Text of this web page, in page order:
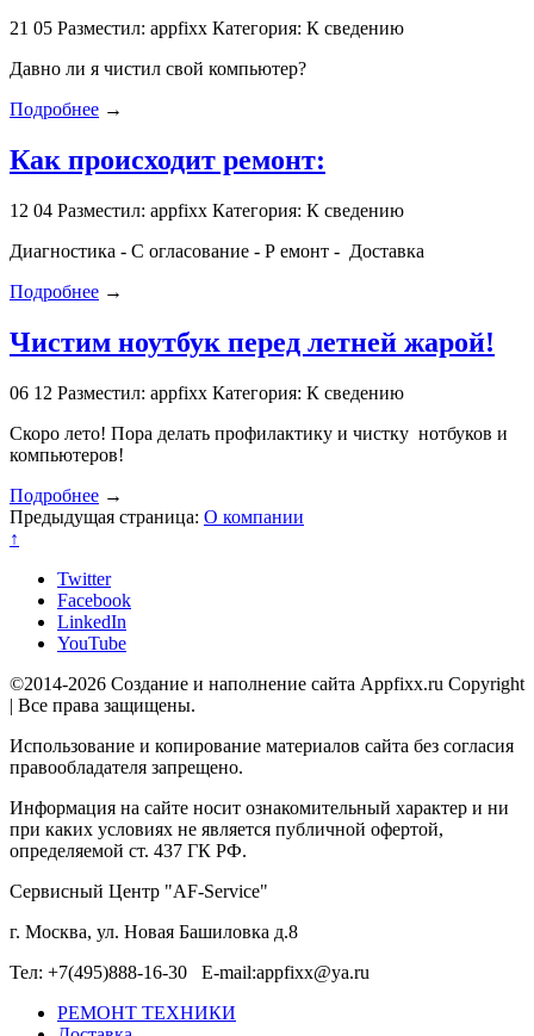
21 05 Разместил: appfixx Категория: К сведению
Давно ли я чистил свой компьютер?
Подробнее →
Как происходит ремонт:
12 04 Разместил: appfixx Категория: К сведению
Диагностика - С огласование - Р емонт - Доставка
Подробнее →
Чистим ноутбук перед летней жарой!
06 12 Разместил: appfixx Категория: К сведению
Скоро лето! Пора делать профилактику и чистку нотбуков и
компьютеров!
Подробнее →
Предыдущая страница: О компании
↑
Twitter
Facebook
LinkedIn
YouTube
©2014-2026 Создание и наполнение сайта Appfixx.ru Copyright
| Все права защищены.
Использование и копирование материалов сайта без согласия
правообладателя запрещено.
Информация на сайте носит ознакомительный характер и ни
при каких условиях не является публичной офертой,
определяемой ст. 437 ГК РФ.
Сервисный Центр "AF-Service"
г. Москва, ул. Новая Башиловка д.8
Тел: +7(495)888-16-30 E-mail:appfixx@ya.ru
РЕМОНТ ТЕХНИКИ